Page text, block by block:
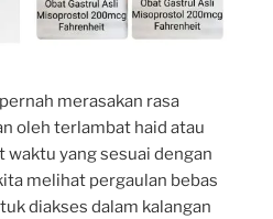
merasakan rasa
oleh terlambat haid atau
waktu yang sesuai dengan
melihat pergaulan bebas
diakses dalam kalangan